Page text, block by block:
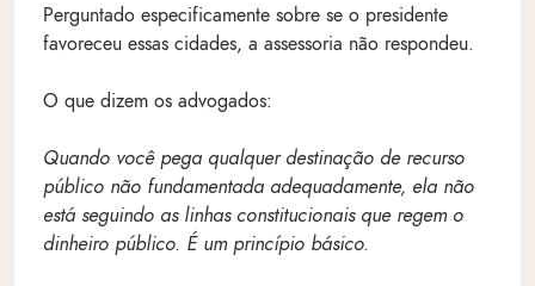
Perguntado especificamente sobre se o presidente
favoreceu essas cidades, a assessoria não respondeu.
O que dizem os advogados:
Quando você pega qualquer destinação de recurso
público não fundamentada adequadamente, ela não
está seguindo as linhas constitucionais que regem o
dinheiro público. É um princípio básico.